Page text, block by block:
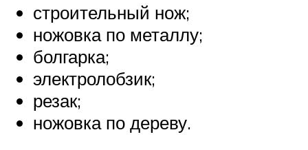
строительный нож;
ножовка по металлу;
болгарка;
электролобзик;
резак;
ножовка по дереву.